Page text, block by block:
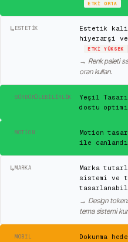
ETKIORTA
↳ESTETIK
Estetik
hiyerarşi
ETKIYÜKSEK
→ Renk paleti
oran kullan.
SÜRDÜRÜLEBILIRLIK
Yeşil
dostu
MOTION
Motion
ile
↳MARKA
Marka
sistemi ve
→ Design
tema sistemi
MOBIL
Dokunma